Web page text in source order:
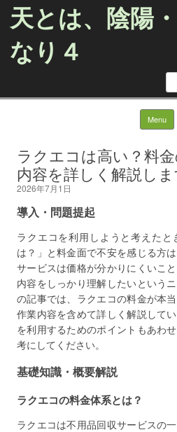
天とは、陰陽
なり４
検
Menu
ラクエコは高い？料
内容を詳しく解説し
2026年7月1日
導入・問題提起
ラクエコを利用しようと考えた
は？」と料金面で不安を感じる方
サービスは価格が分かりにくいこ
内容をしっかり理解したいという
の記事では、ラクエコの料金が本
作業内容を含めて詳しく解説して
を利用するためのポイントもあわ
考にしてください。
基礎知識・概要解説
ラクエコの料金体系とは？
ラクエコは不用品回収サービスの